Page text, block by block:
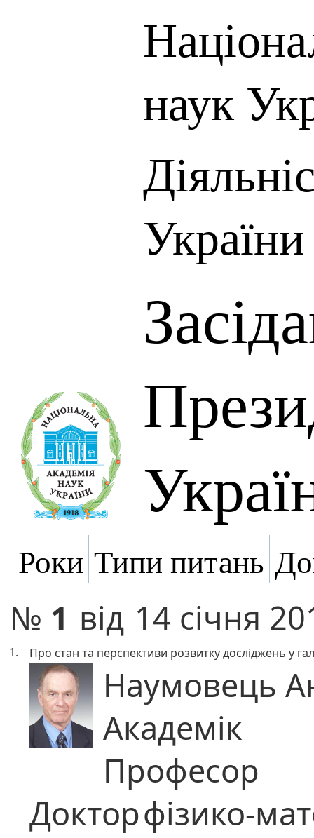
наук
України
Роки Типи питань
№ 1 від 14 січня
1. Про стан та перспективи розвитку досліджень у
Наумовець
Академік
Професор
Докторфізико-